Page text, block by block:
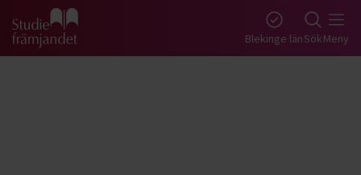
Gå till studiefrämjandets startsida Blekinge länSökMeny